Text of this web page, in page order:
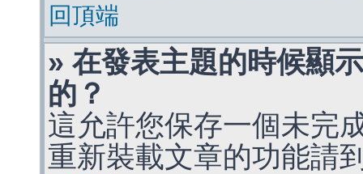
回頂端
» 在發表主題的時候顯
的？
這允許您保存一個未完
重新裝載文章的功能請